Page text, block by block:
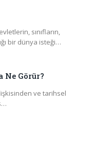
sınıfların,
bir dünya isteği…
Görür?
ve tarihsel